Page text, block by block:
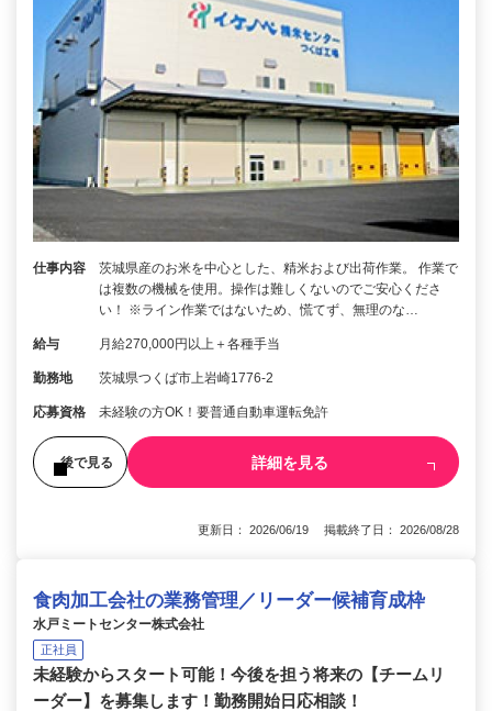
仕事内容
茨城県産のお米を中心とした、精米および出荷作業。 作業で
は複数の機械を使用。操作は難しくないのでご安心くださ
い！ ※ライン作業ではないため、慌てず、無理のな…
給与 月給270,000円以上＋各種手当
勤務地 茨城県つくば市上岩崎1776-2
応募資格 未経験の方OK！要普通自動車運転免許
後で見る 詳細を見る
更新日： 2026/06/19 掲載終了日： 2026/08/28
食肉加工会社の業務管理／リーダー候補育成枠
水戸ミートセンター株式会社
正社員
未経験からスタート可能！今後を担う将来の【チームリ
ーダー】を募集します！勤務開始日応相談！